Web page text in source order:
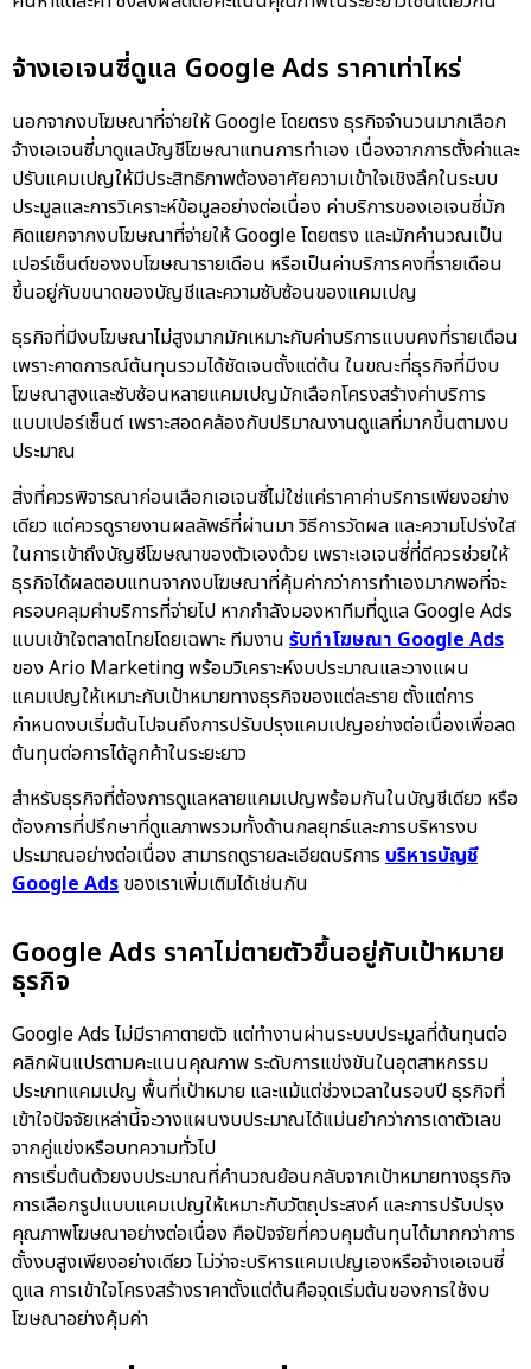
จ้างเอเจนซี่ดูแล Google Ads ราคาเท่าไหร่
นอกจากงบโฆษณาที่จ่ายให้ Google โดยตรง ธุรกิจจำนวนมากเลือก
จ้างเอเจนซี่มาดูแลบัญชีโฆษณาแทนการทำเอง เนื่องจากการตั้งค่าและ
ปรับแคมเปญให้มีประสิทธิภาพต้องอาศัยความเข้าใจเชิงลึกในระบบ
ประมูลและการวิเคราะห์ข้อมูลอย่างต่อเนื่อง ค่าบริการของเอเจนซี่มัก
คิดแยกจากงบโฆษณาที่จ่ายให้ Google โดยตรง และมักคำนวณเป็น
เปอร์เซ็นต์ของงบโฆษณารายเดือน หรือเป็นค่าบริการคงที่รายเดือน
ขึ้นอยู่กับขนาดของบัญชีและความซับซ้อนของแคมเปญ
ธุรกิจที่มีงบโฆษณาไม่สูงมากมักเหมาะกับค่าบริการแบบคงที่รายเดือน
เพราะคาดการณ์ต้นทุนรวมได้ชัดเจนตั้งแต่ต้น ในขณะที่ธุรกิจที่มีงบ
โฆษณาสูงและซับซ้อนหลายแคมเปญมักเลือกโครงสร้างค่าบริการ
แบบเปอร์เซ็นต์ เพราะสอดคล้องกับปริมาณงานดูแลที่มากขึ้นตามงบ
ประมาณ
สิ่งที่ควรพิจารณาก่อนเลือกเอเจนซี่ไม่ใช่แค่ราคาค่าบริการเพียงอย่าง
เดียว แต่ควรดูรายงานผลลัพธ์ที่ผ่านมา วิธีการวัดผล และความโปร่งใส
ในการเข้าถึงบัญชีโฆษณาของตัวเองด้วย เพราะเอเจนซี่ที่ดีควรช่วยให้
ธุรกิจได้ผลตอบแทนจากงบโฆษณาที่คุ้มค่ากว่าการทำเองมากพอที่จะ
ครอบคลุมค่าบริการที่จ่ายไป หากกำลังมองหาทีมที่ดูแล Google Ads
แบบเข้าใจตลาดไทยโดยเฉพาะ ทีมงาน รับทำโฆษณา Google Ads
ของ Ario Marketing พร้อมวิเคราะห์งบประมาณและวางแผน
แคมเปญให้เหมาะกับเป้าหมายทางธุรกิจของแต่ละราย ตั้งแต่การ
กำหนดงบเริ่มต้นไปจนถึงการปรับปรุงแคมเปญอย่างต่อเนื่องเพื่อลด
ต้นทุนต่อการได้ลูกค้าในระยะยาว
สำหรับธุรกิจที่ต้องการดูแลหลายแคมเปญพร้อมกันในบัญชีเดียว หรือ
ต้องการที่ปรึกษาที่ดูแลภาพรวมทั้งด้านกลยุทธ์และการบริหารงบ
ประมาณอย่างต่อเนื่อง สามารถดูรายละเอียดบริการ บริหารบัญชี
Google Ads ของเราเพิ่มเติมได้เช่นกัน
Google Ads ราคาไม่ตายตัวขึ้นอยู่กับเป้าหมาย
ธุรกิจ
Google Ads ไม่มีราคาตายตัว แต่ทำงานผ่านระบบประมูลที่ต้นทุนต่อ
คลิกผันแปรตามคะแนนคุณภาพ ระดับการแข่งขันในอุตสาหกรรม
ประเภทแคมเปญ พื้นที่เป้าหมาย และแม้แต่ช่วงเวลาในรอบปี ธุรกิจที่
เข้าใจปัจจัยเหล่านี้จะวางแผนงบประมาณได้แม่นยำกว่าการเดาตัวเลข
จากคู่แข่งหรือบทความทั่วไป
การเริ่มต้นด้วยงบประมาณที่คำนวณย้อนกลับจากเป้าหมายทางธุรกิจ
การเลือกรูปแบบแคมเปญให้เหมาะกับวัตถุประสงค์ และการปรับปรุง
คุณภาพโฆษณาอย่างต่อเนื่อง คือปัจจัยที่ควบคุมต้นทุนได้มากกว่าการ
ตั้งงบสูงเพียงอย่างเดียว ไม่ว่าจะบริหารแคมเปญเองหรือจ้างเอเจนซี่
ดูแล การเข้าใจโครงสร้างราคาตั้งแต่ต้นคือจุดเริ่มต้นของการใช้งบ
โฆษณาอย่างคุ้มค่า